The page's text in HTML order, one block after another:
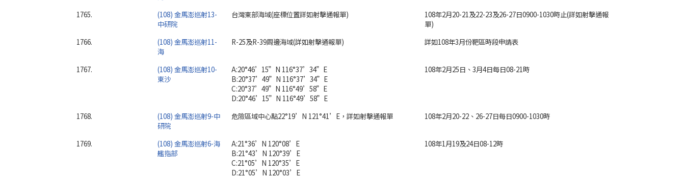
1765.
(108) 金馬澎巡射13-
中研院
台灣東部海域(座標位置詳如射擊通報單)
108年2月20-21及22-23及26-27日0900-1030時止(詳如射擊通報
單)
1766.
(108) 金馬澎巡射11-
海
R-25及R-39周邊海域(詳如射擊通報單) 詳如108年3月份靶區時段申請表
1767.
(108) 金馬澎巡射10-
東沙
A:20°46’15”N 116°37’34”E
B:20°37’49”N 116°37’34”E
C:20°37’49”N 116°49’58”E
D:20°46’15”N 116°49’58”E
108年2月25日、3月4日每日08-21時
1768.
(108) 金馬澎巡射9-中
研院
危險區域中心點22°19’N 121°41’E，詳如射擊通報單 108年2月20-22、26-27日每日0900-1030時
1769.
(108) 金馬澎巡射6-海
艦指部
A:21°36’N 120°08’E
B:21°43’N 120°39’E
C:21°05’N 120°35’E
D:21°05’N 120°03’E
108年1月19及24日08-12時